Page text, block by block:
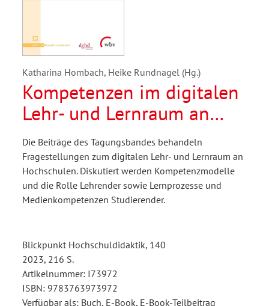
Katharina Hombach, Heike Rundnagel (Hg.)
Kompetenzen im digitalen
Lehr- und Lernraum an
Hochschulen
Die Beiträge des Tagungsbandes behandeln
Fragestellungen zum digitalen Lehr- und Lernraum an
Hochschulen. Diskutiert werden Kompetenzmodelle
und die Rolle Lehrender sowie Lernprozesse und
Medienkompetenzen Studierender.
Blickpunkt Hochschuldidaktik, 140
2023, 216 S.
Artikelnummer: I73972
ISBN: 9783763973972
Verfügbar als: Buch, E-Book, E-Book-Teilbeitrag